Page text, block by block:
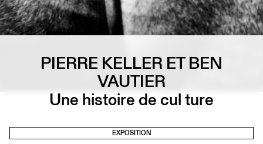
PIERRE KELLER ET BEN
VAUTIER
Une histoire de cul ture
EXPOSITION